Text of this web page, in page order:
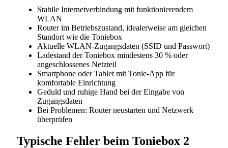
Stabile Internetverbindung mit funktionierendem
WLAN
Router im Betriebszustand, idealerweise am gleichen
Standort wie die Toniebox
Aktuelle WLAN-Zugangsdaten (SSID und Passwort)
Ladestand der Toniebox mindestens 30 % oder
angeschlossenes Netzteil
Smartphone oder Tablet mit Tonie-App für
komfortable Einrichtung
Geduld und ruhige Hand bei der Eingabe von
Zugangsdaten
Bei Problemen: Router neustarten und Netzwerk
überprüfen
Typische Fehler beim Toniebox 2